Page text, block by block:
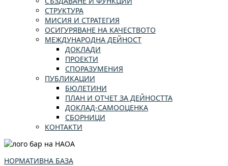
СТРУКТУРА
МИСИЯ И СТРАТЕГИЯ
ОСИГУРЯВАНЕ НА КАЧЕСТВОТО
МЕЖДУНАРОДНА ДЕЙНОСТ
ДОКЛАДИ
ПРОЕКТИ
СПОРАЗУМЕНИЯ
ПУБЛИКАЦИИ
БЮЛЕТИНИ
ПЛАН И ОТЧЕТ ЗА ДЕЙНОСТТА
ДОКЛАД-САМООЦЕНКА
СБОРНИЦИ
КОНТАКТИ
НОРМАТИВНА БАЗА